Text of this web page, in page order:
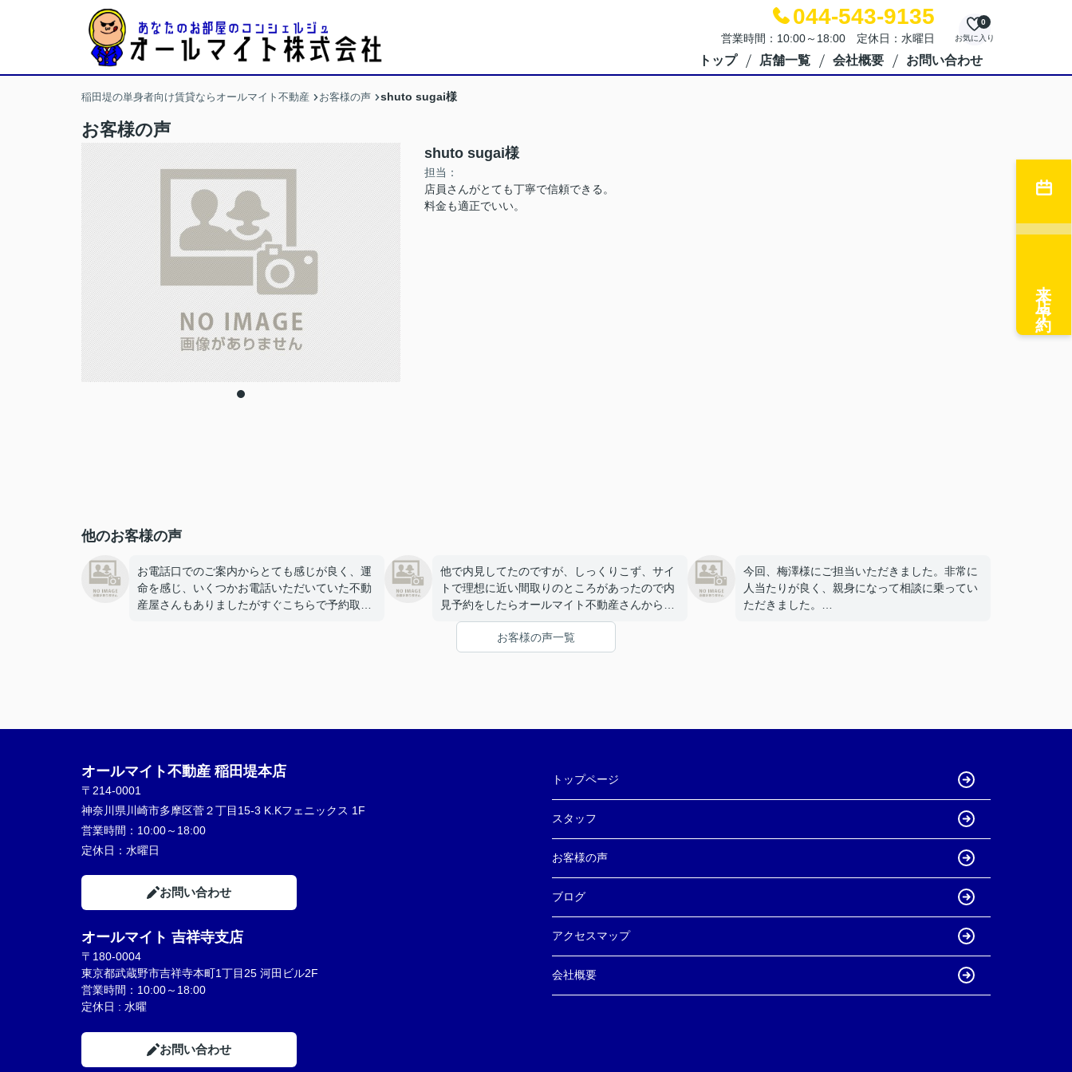
044-543-9135
営業時間：10:00～18:00 定休日：水曜日 お気に入り
0
トップ 店舗一覧 会社概要 お問い合わせ
稲田堤の単身者向け賃貸ならオールマイト不動産 お客様の声 shuto sugai様
お客様の声
shuto sugai様
担当：
店員さんがとても丁寧で信頼できる。
料金も適正でいい。
他のお客様の声
お電話口でのご案内からとても感じが良く、運
命を感じ、いくつかお電話いただいていた不動
産屋さんもありましたがすぐこちらで予約取ら
きました。
とても気持ちの良いお部屋探しができ、素敵な
不動産屋さんに恵まれて大変満足しておりま
本当にありがとうございました！
他で内見してたのですが、しっくりこず、サイ
トで理想に近い間取りのところがあったので内
見予約をしたらオールマイト不動産さんから連
絡を頂きました。期間の条件から別のお部屋を
教えていただき、わりとすぐに決まりました。
ありがとうございました。
今回、梅澤様にご担当いただきました。非常に
人当たりが良く、親身になって相談に乗ってい
ただきました。
お客様の声一覧
来店予約
オールマイト不動産 稲田堤本店
〒214-0001
神奈川県川崎市多摩区菅２丁目15-3 K.Kフェニックス 1F
営業時間： 10:00～18:00
定休日： 水曜日
お問い合わせ
オールマイト 吉祥寺支店
〒180-0004
東京都武蔵野市吉祥寺本町1丁目25 河田ビル2F
営業時間：10:00～18:00
定休日 : 水曜
お問い合わせ
トップページ
スタッフ
お客様の声
ブログ
アクセスマップ
会社概要